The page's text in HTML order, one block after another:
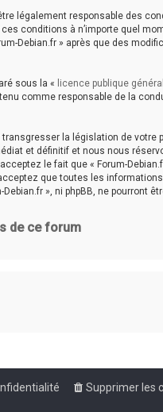
légalement responsable des
conditions à n’importe quel
Debian.fr » après que des
sous la « licence publique
comme responsable de la
la législation de votre
et définitif et nous nous
le fait que « Forum-
que toutes les
», ni phpBB, ne pourront
de ce forum
Supprimer les